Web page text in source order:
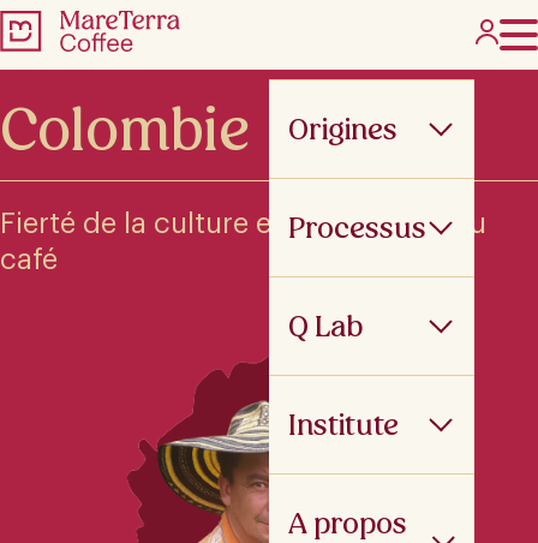
Origines
Processus
Q Lab
Institute
A propos
Colombie
Fierté de la culture et du paysage du
café